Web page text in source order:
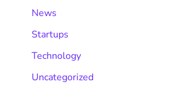
News
Startups
Technology
Uncategorized